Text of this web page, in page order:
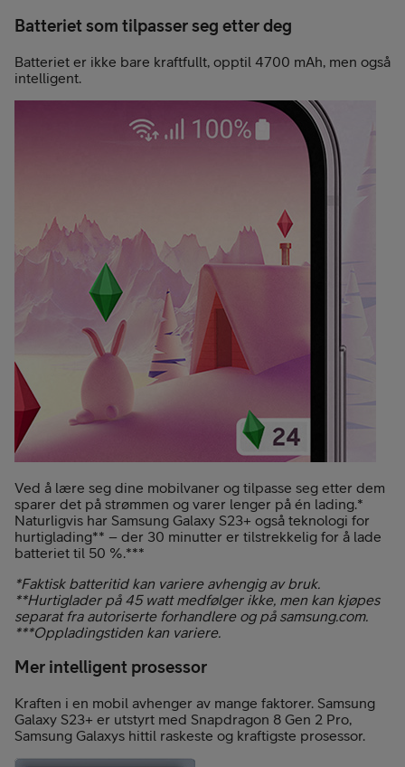
Batteriet som tilpasser seg etter deg
Batteriet er ikke bare kraftfullt, opptil 4700 mAh, men også
intelligent.
Ved å lære seg dine mobilvaner og tilpasse seg etter dem
sparer det på strømmen og varer lenger på én lading.*
Naturligvis har Samsung Galaxy S23+ også teknologi for
hurtiglading** – der 30 minutter er tilstrekkelig for å lade
batteriet til 50 %.***
*Faktisk batteritid kan variere avhengig av bruk.
**Hurtiglader på 45 watt medfølger ikke, men kan kjøpes
separat fra autoriserte forhandlere og på samsung.com.
***Oppladingstiden kan variere.
Mer intelligent prosessor
Kraften i en mobil avhenger av mange faktorer. Samsung
Galaxy S23+ er utstyrt med Snapdragon 8 Gen 2 Pro,
Samsung Galaxys hittil raskeste og kraftigste prosessor.